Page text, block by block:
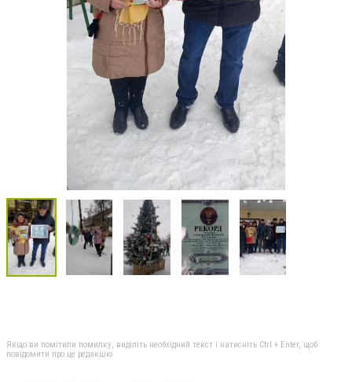
Якщо ви помітили помилку, виділіть необхідний текст і натисніть Ctrl + Enter, щоб
повідомити про це редакцію